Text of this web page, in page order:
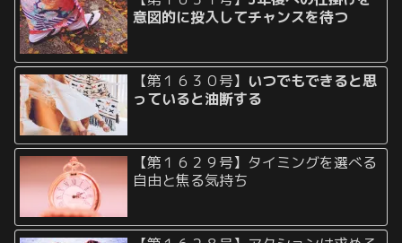
意図的に投入してチャンスを待つ
【第１６３０号】 いつでもできると思
っていると油断する
【第１６２９号】タイミングを選べる
自由と焦る気持ち